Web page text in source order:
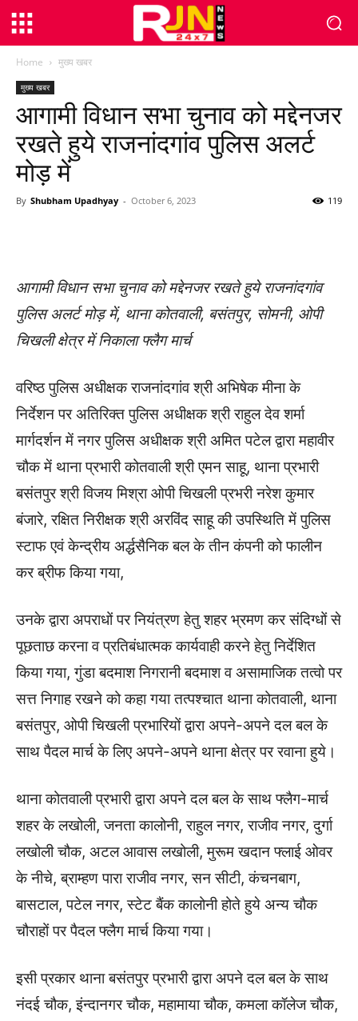
Home मुख्य खबर
मुख्य खबर
आगामी विधान सभा चुनाव को मद्देनजर
रखते हुये राजनांदगांव पुलिस अलर्ट
मोड़ में
By Shubham Upadhyay - October 6, 2023 119
आगामी विधान सभा चुनाव को मद्देनजर रखते हुये राजनांदगांव
पुलिस अलर्ट मोड़ में, थाना कोतवाली, बसंतपुर, सोमनी, ओपी
चिखली क्षेत्र में निकाला फ्लैग मार्च
वरिष्ठ पुलिस अधीक्षक राजनांदगांव श्री अभिषेक मीना के
निर्देशन पर अतिरिक्त पुलिस अधीक्षक श्री राहुल देव शर्मा
मार्गदर्शन में नगर पुलिस अधीक्षक श्री अमित पटेल द्वारा महावीर
चौक में थाना प्रभारी कोतवाली श्री एमन साहू, थाना प्रभारी
बसंतपुर श्री विजय मिश्रा ओपी चिखली प्रभरी नरेश कुमार
बंजारे, रक्षित निरीक्षक श्री अरविंद साहू की उपस्थिति में पुलिस
स्टाफ एवं केन्द्रीय अर्द्धसैनिक बल के तीन कंपनी को फालीन
कर ब्रीफ किया गया,
उनके द्वारा अपराधों पर नियंत्रण हेतु शहर भ्रमण कर संदिग्धों से
पूछताछ करना व प्रतिबंधात्मक कार्यवाही करने हेतु निर्देशित
किया गया, गुंडा बदमाश निगरानी बदमाश व असामाजिक तत्वो पर
सत्त निगाह रखने को कहा गया तत्पश्चात थाना कोतवाली, थाना
बसंतपुर, ओपी चिखली प्रभारियों द्वारा अपने-अपने दल बल के
साथ पैदल मार्च के लिए अपने-अपने थाना क्षेत्र पर रवाना हुये।
थाना कोतवाली प्रभारी द्वारा अपने दल बल के साथ फ्लैग-मार्च
शहर के लखोली, जनता कालोनी, राहुल नगर, राजीव नगर, दुर्गा
लखोली चौक, अटल आवास लखोली, मुरूम खदान फ्लाई ओवर
के नीचे, ब्राम्हण पारा राजीव नगर, सन सीटी, कंचनबाग,
बासटाल, पटेल नगर, स्टेट बैंक कालोनी होते हुये अन्य चौक
चौराहों पर पैदल फ्लैग मार्च किया गया।
इसी प्रकार थाना बसंतपुर प्रभारी द्वारा अपने दल बल के साथ
नंदई चौक, इंन्दानगर चौक, महामाया चौक, कमला कॉलेज चौक,